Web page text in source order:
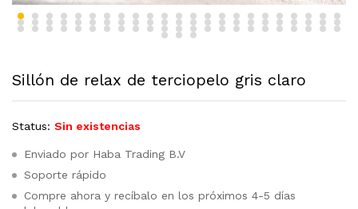
Sillón de relax de terciopelo gris claro
Status: Sin existencias
Enviado por Haba Trading B.V
Soporte rápido
Compre ahora y recíbalo en los próximos 4-5 días